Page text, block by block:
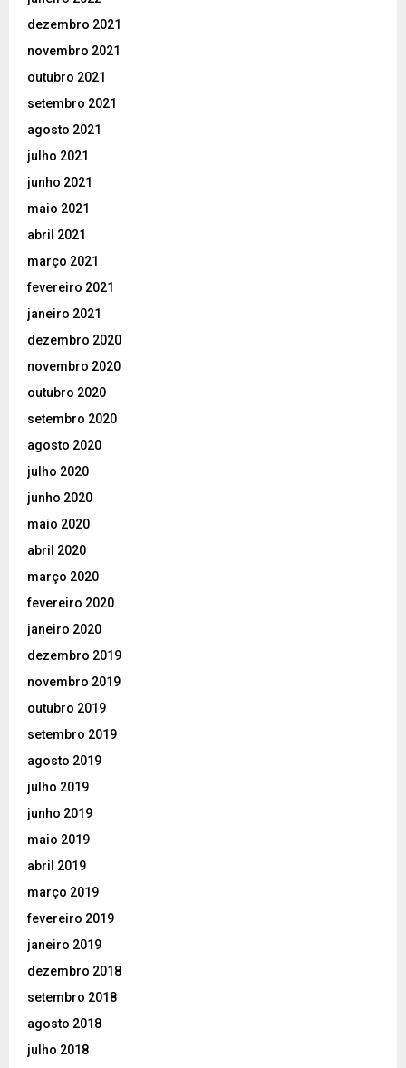
dezembro 2021
novembro 2021
outubro 2021
setembro 2021
agosto 2021
julho 2021
junho 2021
maio 2021
abril 2021
março 2021
fevereiro 2021
janeiro 2021
dezembro 2020
novembro 2020
outubro 2020
setembro 2020
agosto 2020
julho 2020
junho 2020
maio 2020
abril 2020
março 2020
fevereiro 2020
janeiro 2020
dezembro 2019
novembro 2019
outubro 2019
setembro 2019
agosto 2019
julho 2019
junho 2019
maio 2019
abril 2019
março 2019
fevereiro 2019
janeiro 2019
dezembro 2018
setembro 2018
agosto 2018
julho 2018